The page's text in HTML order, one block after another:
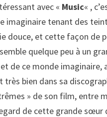
avec « Music« ,
imaginaire tenant des
douce, et cette façon de
quelque peu à un
de ce monde
très bien dans sa
» de son film,
de cette grande sœur